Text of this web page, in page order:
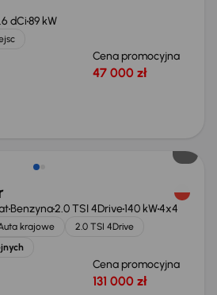
dCi89 kW
Cena promocyjna
47 000 zł
Benzyna2.0 TSI 4Drive140 kW4x4
krajowe
2.0 TSI 4Drive
Cena promocyjna
131 000 zł